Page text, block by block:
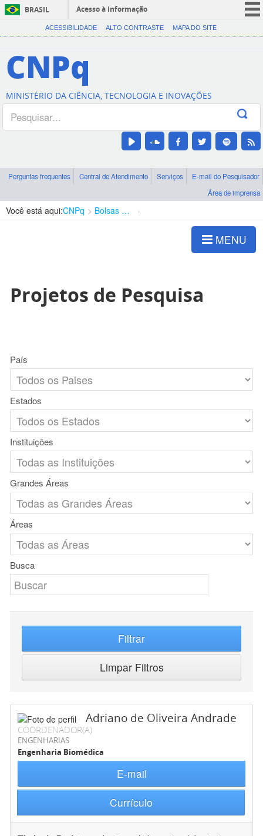
BRASIL
Acesso à informação
CORONAVÍRUS (COVID-19)
Canais
ACESSIBILIDADE ALTO CONTRASTE MAPA DO SITE
CNPq
MINISTÉRIO DA CIÊNCIA, TECNOLOGIA E INOVAÇÕES
Perguntas frequentes Central de Atendimento Serviços
E-mail do Pesquisador
Área de imprensa
Você está aqui:CNPq Bolsas e Auxílios Vigentes
MENU
Projetos de Pesquisa
País
Estados
Instituições
Grandes Áreas
Áreas
Busca
Filtrar
Limpar Filtros
Adriano de Oliveira Andrade
COORDENADOR(A)
ENGENHARIAS
Engenharia Biomédica
E-mail
Currículo